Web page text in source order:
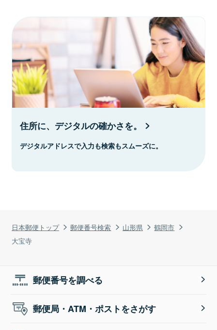
日本郵便トップ 郵便番号検索 山形県
鶴岡市
大宝寺
住所に、デジタルの確かさを。
デジタルアドレスで入力も検索もスムーズに。
郵便番号を調べる
郵便局・ATM・ポストをさがす